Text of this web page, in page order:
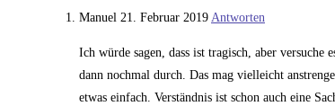
Manuel 21. Februar 2019 Antworten
Ich würde sagen, dass ist tragisch, aber
dann nochmal durch. Das mag vielleicht
etwas einfach. Verständnis ist schon auch eine